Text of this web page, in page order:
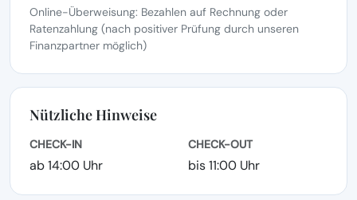
Online-Überweisung: Bezahlen auf Rechnung oder
Ratenzahlung (nach positiver Prüfung durch unseren
Finanzpartner möglich)
Nützliche Hinweise
CHECK-IN
ab 14:00 Uhr
CHECK-OUT
bis 11:00 Uhr